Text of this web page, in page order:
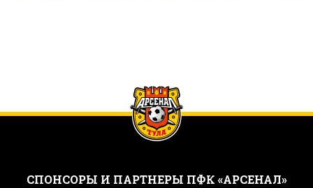
CПОНСОРЫ И ПАРТНЕРЫ ПФК «АРСЕНАЛ»